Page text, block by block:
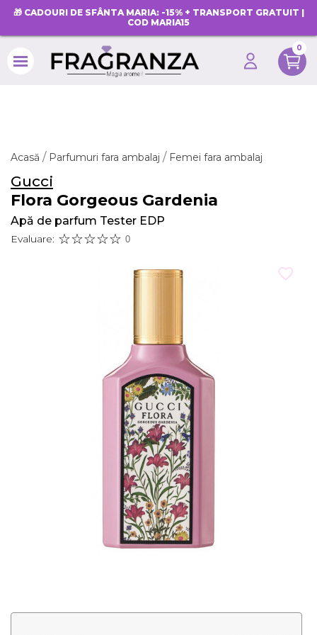
🎁 CADOURI DE SFÂNTA MARIA: -15% + TRANSPORT GRATUIT |
COD MARIA15
0
Acasă Parfumuri fara ambalaj Femei fara ambalaj
Gucci
Flora Gorgeous Gardenia
Apă de parfum Tester EDP
Evaluare: 0